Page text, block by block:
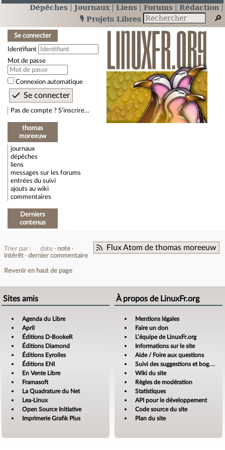
Dépêches Journaux Liens Forums
Rédaction
🎙️ Projets Libres
Se connecter
Identifiant
Mot de passe
Connexion automatique
Pas de compte ? S’inscrire…
thomas
moreeuw
journaux
dépêches
liens
messages sur les forums
entrées du suivi
ajouts au wiki
commentaires
Derniers
contenus
Flux Atom de thomas moreeuw
Trier par : date
note
intérêt
dernier commentaire
Revenir en haut de page
Sites amis
Agenda du Libre
April
Éditions D-BookeR
Éditions Diamond
Éditions Eyrolles
Éditions ENI
En Vente Libre
Framasoft
La Quadrature du Net
Lea-Linux
Open Source Initiative
Imprimerie Grafik Plus
À propos de LinuxFr.org
Mentions légales
Faire un don
L’équipe de LinuxFr.org
Informations sur le site
Aide / Foire aux questions
Suivi des suggestions et bogues
Wiki du site
Règles de modération
Statistiques
API pour le développement
Code source du site
Plan du site